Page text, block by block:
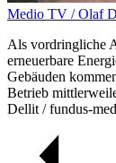
Medio TV / Olaf
Als vordringliche
erneuerbare
Gebäuden
Betrieb
Dellit / fundus-